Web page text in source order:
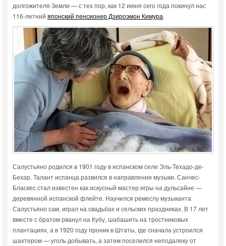
долгожителя Земли — с тех пор, как 12 июня сего года покинул нас
116-летний японский пенсионер Дзироэмон Кимура.
Салустьяно родился в 1901 году в испанском селе Эль-Техадо-де-
Бехар. Талант испанца развился в направлении музыки. Санчес-
Бласкес стал известен как искусный мастер игры на дульсайне —
деревянной испанской флейте. Научился ремеслу музыканта
Салустьяно сам, играл на свадьбах и сельских праздниках. В 17 лет
вместе с братом рванул на Кубу, шабашить на тростниковых
плантациях, а в 1920 году проник в Штаты, где сначала устроился
шахтером — уголь добывать, а затем поселился неподалеку от